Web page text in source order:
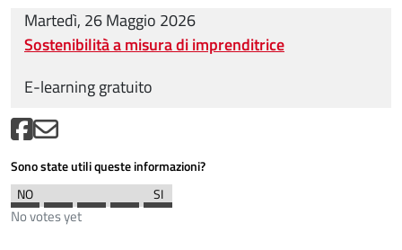
Martedì, 26 Maggio 2026
Sostenibilità a misura di imprenditrice
E-learning gratuito
Sono state utili queste informazioni?
No votes yet